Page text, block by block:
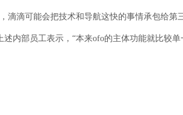
滴滴可能会把技术和导航这快的事情承包给
述内部员工表示，“本来ofo的主体功能就比较